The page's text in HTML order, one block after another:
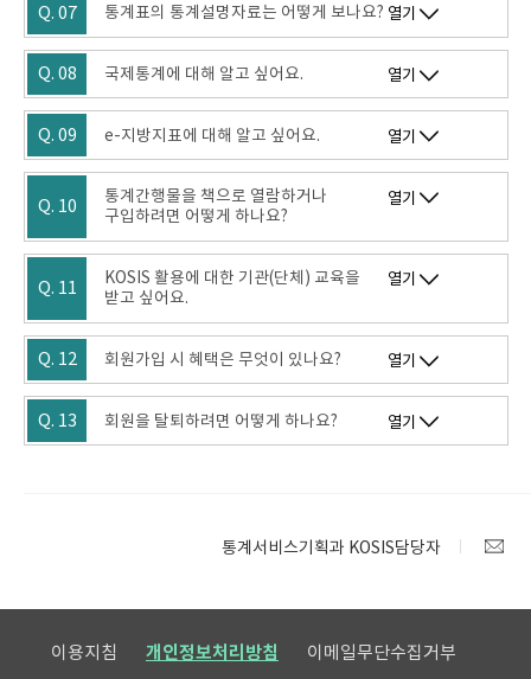
Q. 07 통계표의 통계설명자료는 어떻게 보나요? 열기
Q. 08 국제통계에 대해 알고 싶어요. 열기
Q. 09 e-지방지표에 대해 알고 싶어요. 열기
Q. 10
통계간행물을 책으로 열람하거나
구입하려면 어떻게 하나요?
열기
Q. 11
KOSIS 활용에 대한 기관(단체) 교육을
받고 싶어요.
열기
Q. 12 회원가입 시 혜택은 무엇이 있나요? 열기
Q. 13 회원을 탈퇴하려면 어떻게 하나요? 열기
통계서비스기획과 KOSIS담당자
이용지침 개인정보처리방침 이메일무단수집거부